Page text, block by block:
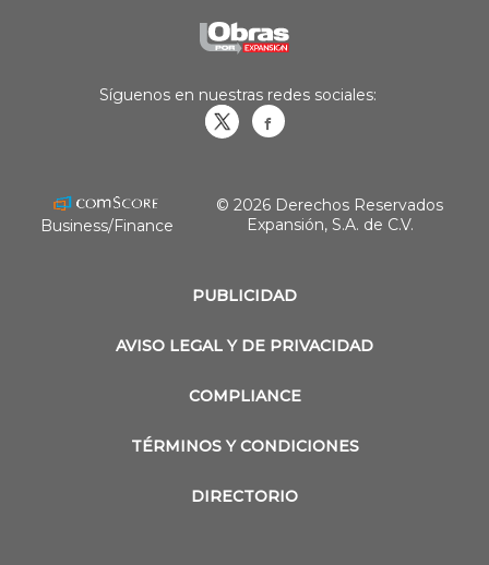
PUBLICIDAD
AVISO LEGAL Y DE PRIVACIDAD
COMPLIANCE
TÉRMINOS Y CONDICIONES
DIRECTORIO
Síguenos en nuestras redes sociales:
Business/Finance
© 2026 Derechos Reservados
Expansión, S.A. de C.V.